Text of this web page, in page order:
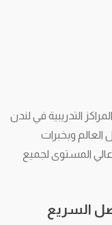
التدريبية في لندن
العالم وبخبرات
المستوى لجميع
السريع